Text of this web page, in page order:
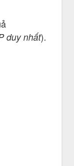
duy nhất).